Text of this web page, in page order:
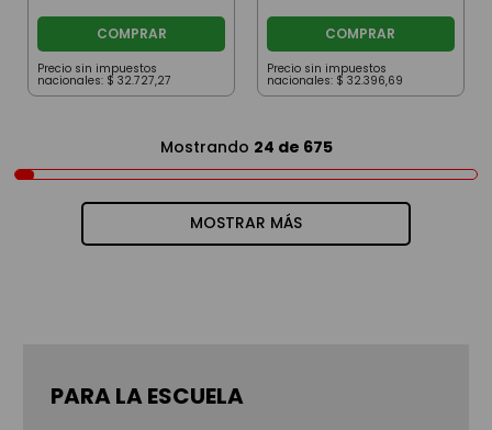
COMPRAR
Precio sin impuestos
nacionales: $ 32.727,27
COMPRAR
Precio sin impuestos
nacionales: $ 32.396,69
Mostrando 24 de 675
MOSTRAR MÁS
PARA LA ESCUELA